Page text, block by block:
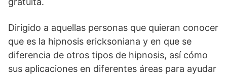
Dirigido a aquellas personas que quieran conocer
que es la hipnosis ericksoniana y en que se
diferencia de otros tipos de hipnosis, así cómo
sus aplicaciones en diferentes áreas para ayudar